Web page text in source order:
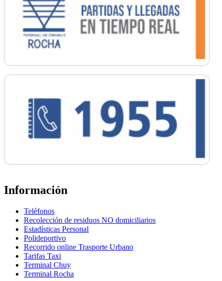
Información
Teléfonos
Recolección de residuos NO domiciliarios
Estadísticas Personal
Polideportivo
Recorrido online Trasporte Urbano
Tarifas Taxi
Terminal Chuy
Terminal Rocha